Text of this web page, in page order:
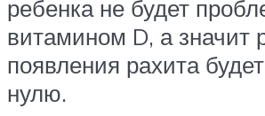
ребенка не будет
витамином D, а значит
появления рахита
нулю.